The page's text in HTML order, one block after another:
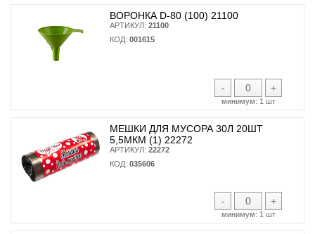
ВОРОНКА D-80 (100) 21100
АРТИКУЛ: 21100
КОД: 001615
- +
минимум: 1 шт
МЕШКИ ДЛЯ МУСОРА 30Л 20ШТ
5,5МКМ (1) 22272
АРТИКУЛ: 22272
КОД: 035606
- +
минимум: 1 шт